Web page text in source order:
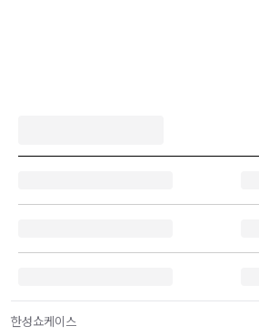
한성쇼케이스